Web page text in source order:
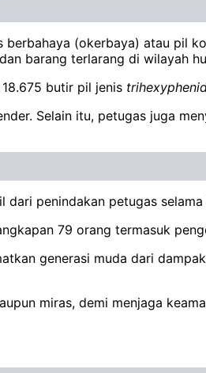
(okerbaya) atau pil
barang terlarang di wilayah
butir pil jenis
Selain itu, petugas juga
penindakan petugas
79 orang termasuk
generasi muda dari
miras, demi menjaga